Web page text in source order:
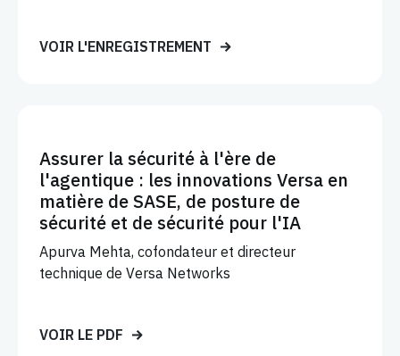
VOIR L'ENREGISTREMENT
Assurer la sécurité à l'ère de
l'agentique : les innovations Versa en
matière de SASE, de posture de
sécurité et de sécurité pour l'IA
Apurva Mehta, cofondateur et directeur
technique de Versa Networks
VOIR LE PDF